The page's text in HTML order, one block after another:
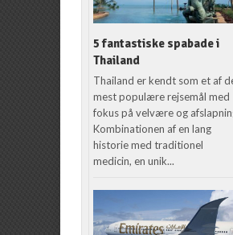
5 fantastiske spabade i
Thailand
Thailand er kendt som et af
mest populære rejsemål med
fokus på velvære og
Kombinationen af en lang
historie med traditionel
medicin, en unik...